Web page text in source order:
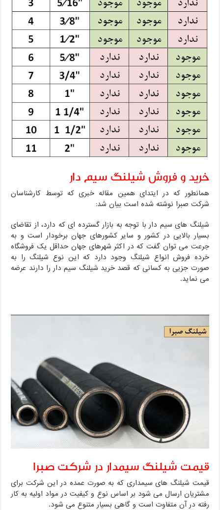
خرید و فروش شیلنگ سیم دار
همانطور که در ایتدای همین مقاله خبری که توسط کارشناسان
شرکت صبرا نوشته شده است بیان شد:
شیلنگ های سیم دار با توجه به بازار گسترده ای که دارد، از تقاضای
بسیار بالایی در کشور و سایر کشورهای جهان برخودار است و به
جرعت می توان گفت که در اکثر شهرهای جهان حداقل یک فروشگاه
خرده فروش انواع شیلنگ وجود دارد که این نوع شیلنگ را به
صورت جزیی به کسانی که قصد خرید شیلنگ سیم دار را دارند عرضه
می نماید.
قیمت شیلنگ سیمدار در شرکت صبرا
قیمت شیلنگ های سیمداری که به صورت عمده در این شرکت برای
مشتریان ارسال می شود بر اساس نوع و کیفیت در مواد اولیه به کار
رفته در آن متفاوت است و گاهی بسیار متنوع می شود.